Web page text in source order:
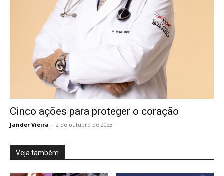
Cinco ações para proteger o coração
Jander Vieira - 2 de outubro de 2023
Veja também